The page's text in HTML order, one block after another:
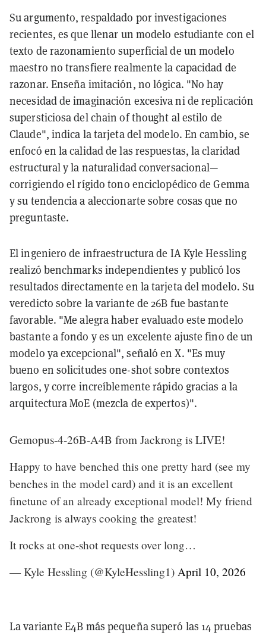
Su argumento, respaldado por investigaciones
recientes, es que llenar un modelo estudiante con el
texto de razonamiento superficial de un modelo
maestro no transfiere realmente la capacidad de
razonar. Enseña imitación, no lógica. "No hay
necesidad de imaginación excesiva ni de replicación
supersticiosa del chain of thought al estilo de
Claude", indica la tarjeta del modelo. En cambio, se
enfocó en la calidad de las respuestas, la claridad
estructural y la naturalidad conversacional—
corrigiendo el rígido tono enciclopédico de Gemma
y su tendencia a aleccionarte sobre cosas que no
preguntaste.
El ingeniero de infraestructura de IA Kyle Hessling
realizó benchmarks independientes y publicó los
resultados directamente en la tarjeta del modelo. Su
veredicto sobre la variante de 26B fue bastante
favorable. "Me alegra haber evaluado este modelo
bastante a fondo y es un excelente ajuste fino de un
modelo ya excepcional", señaló en X. "Es muy
bueno en solicitudes one-shot sobre contextos
largos, y corre increíblemente rápido gracias a la
arquitectura MoE (mezcla de expertos)".
Gemopus-4-26B-A4B from Jackrong is LIVE!
Happy to have benched this one pretty hard (see my
benches in the model card) and it is an excellent
finetune of an already exceptional model! My friend
Jackrong is always cooking the greatest!
It rocks at one-shot requests over long…
— Kyle Hessling (@KyleHessling1) April 10, 2026
La variante E4B más pequeña superó las 14 pruebas